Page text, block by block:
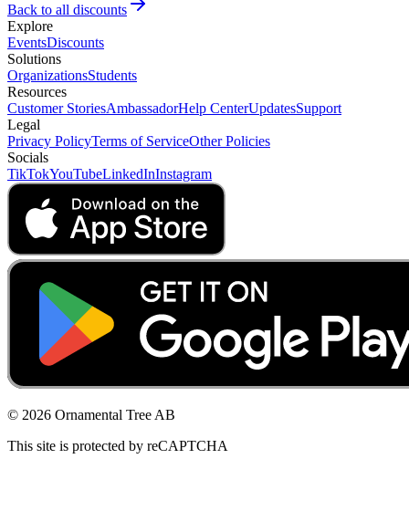
Back to all discounts
Explore
EventsDiscounts
Solutions
OrganizationsStudents
Resources
Customer StoriesAmbassadorHelp CenterUpdatesSupport
Legal
Privacy PolicyTerms of ServiceOther Policies
Socials
TikTokYouTubeLinkedInInstagram
© 2026 Ornamental Tree AB
This site is protected by reCAPTCHA